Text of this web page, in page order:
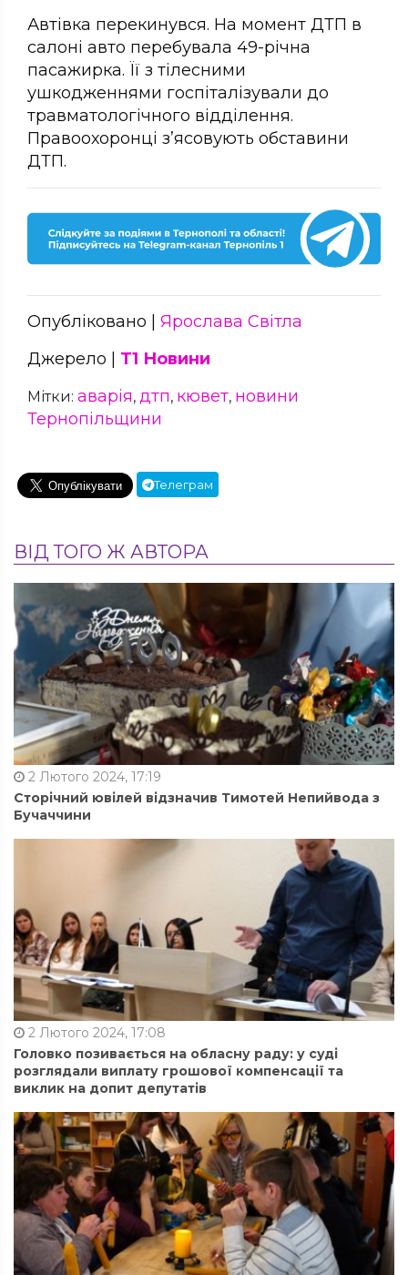
Автівка перекинувся. На момент ДТП в
салоні авто перебувала 49-річна
пасажирка. Її з тілесними
ушкодженнями госпіталізували до
травматологічного відділення.
Правоохоронці з’ясовують обставини
ДТП.
Опубліковано | Ярослава Світла
Джерело | Т1 Новини
Мітки: аварія, дтп, кювет, новини
Тернопільщини
Телеграм
ВІД ТОГО Ж АВТОРА
2 Лютого 2024, 17:19
Сторічний ювілей відзначив Тимотей Непийвода з
Бучаччини
2 Лютого 2024, 17:08
Головко позивається на обласну раду: у суді
розглядали виплату грошової компенсації та
виклик на допит депутатів